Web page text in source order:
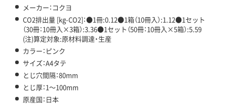
メーカー：コクヨ
CO2排出量 [kg-CO2]：●1冊:0.12●1箱（10冊入）:1.12●1セット
（30冊：10冊入×3箱）:3.36●1セット（50冊：10冊入×5箱）:5.59
(注)算定対象:原材料調達・生産
カラー：ピンク
サイズ：A4タテ
とじ穴間隔：80mm
とじ厚：1～100mm
原産国：日本